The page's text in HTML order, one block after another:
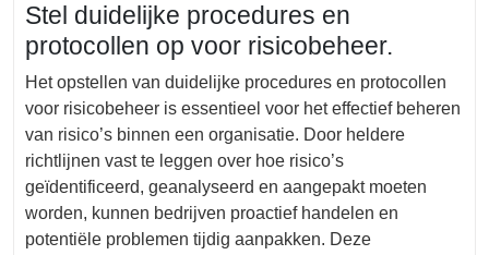
Stel duidelijke procedures en
protocollen op voor risicobeheer.
Het opstellen van duidelijke procedures en protocollen
voor risicobeheer is essentieel voor het effectief beheren
van risico’s binnen een organisatie. Door heldere
richtlijnen vast te leggen over hoe risico’s
geïdentificeerd, geanalyseerd en aangepakt moeten
worden, kunnen bedrijven proactief handelen en
potentiële problemen tijdig aanpakken. Deze